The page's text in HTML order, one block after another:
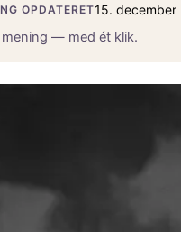
OPDATERET15. december
mening — med ét klik.